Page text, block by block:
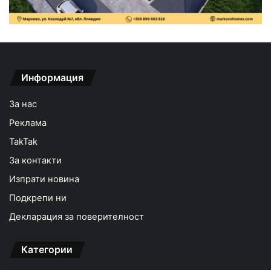
Информация
За нас
Реклама
TakTak
За контакти
Изпрати новина
Подкрепи ни
Декларация за поверителност
Категории